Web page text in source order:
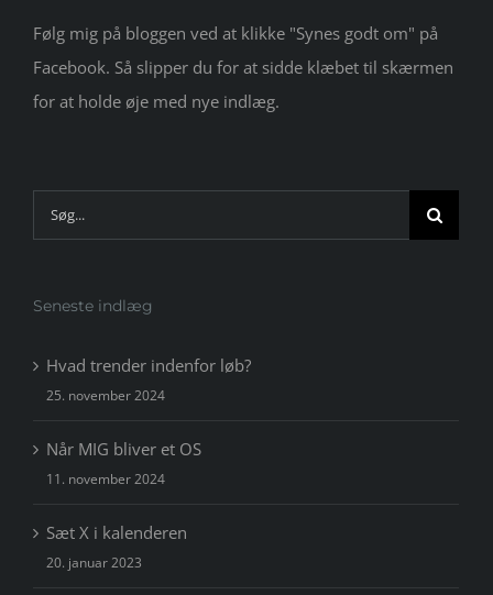
Følg mig på bloggen ved at klikke "Synes godt om" på
Facebook. Så slipper du for at sidde klæbet til skærmen
for at holde øje med nye indlæg.
Søg
efter:
Seneste indlæg
Hvad trender indenfor løb?
25. november 2024
Når MIG bliver et OS
11. november 2024
Sæt X i kalenderen
20. januar 2023